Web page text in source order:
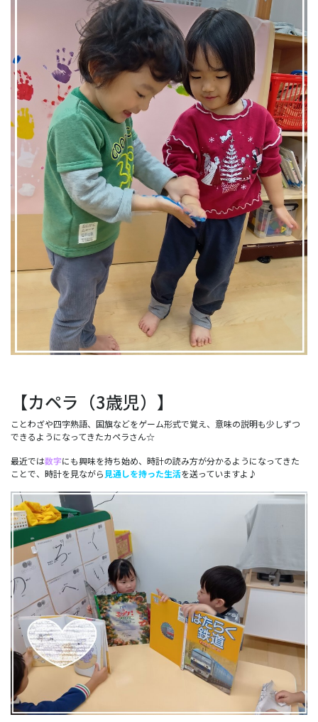
【カペラ（3歳児）】
ことわざや四字熟語、国旗などをゲーム形式で覚え、意味の説明も少しずつ
できるようになってきたカペラさん☆
最近では数字にも興味を持ち始め、時計の読み方が分かるようになってきた
ことで、時計を見ながら 見通しを持った生活を送っていますよ♪